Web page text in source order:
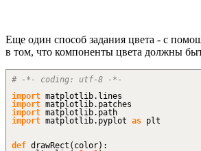
Еще один способ задания цвета - с
в том, что компоненты цвета должны
# -*- coding: utf-8 -*-
import matplotlib. lines
import matplotlib. patches
import matplotlib. path
import matplotlib. pyplot as plt
def drawRect ( color) :